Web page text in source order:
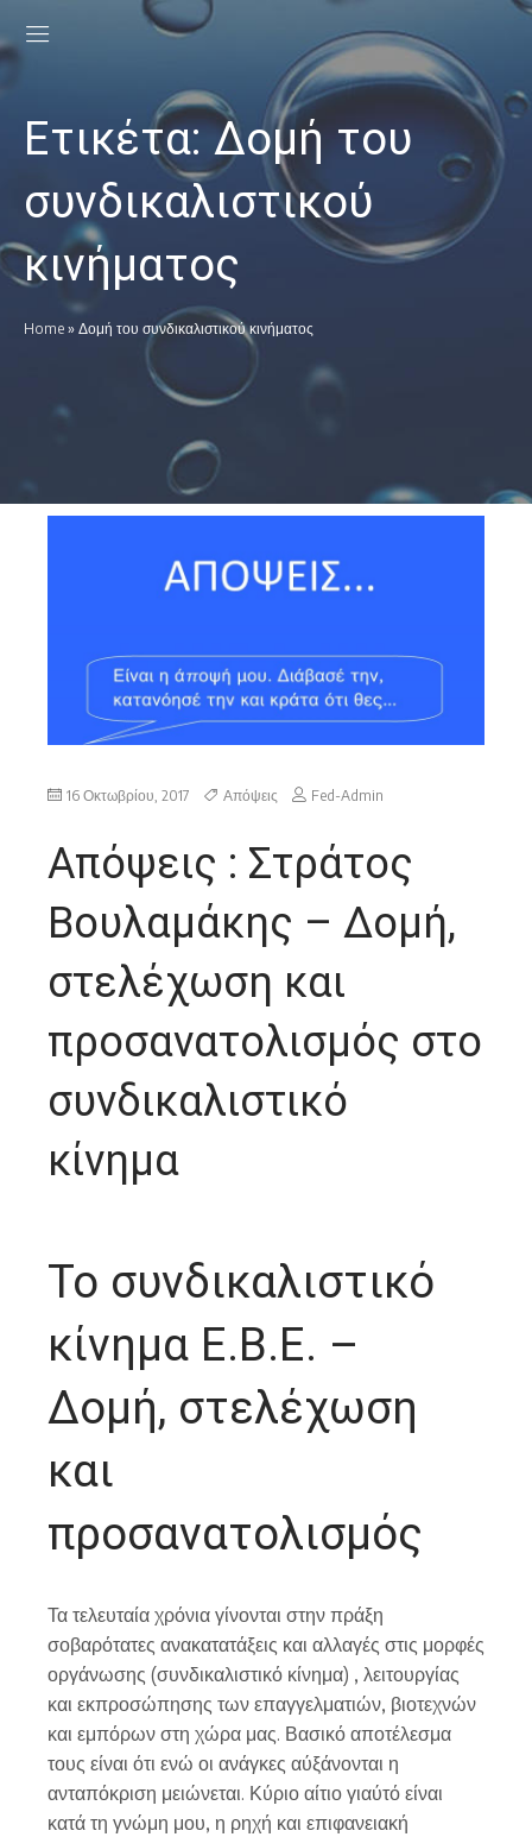
Ετικέτα:Δομή του
συνδικαλιστικού
κινήματος
Home » Δομή του συνδικαλιστικού κινήματος
16 Οκτωβρίου, 2017 Απόψεις Fed-Admin
Απόψεις : Στράτος
Βουλαμάκης – Δομή,
στελέχωση και
προσανατολισμός στο
συνδικαλιστικό
κίνημα
Το συνδικαλιστικό
κίνημα Ε.Β.Ε. –
Δομή, στελέχωση
και
προσανατολισμός
Τα τελευταία χρόνια γίνονται στην πράξη
σοβαρότατες ανακατατάξεις και αλλαγές στις μορφές
οργάνωσης (συνδικαλιστικό κίνημα) , λειτουργίας
και εκπροσώπησης των επαγγελματιών, βιοτεχνών
και εμπόρων στη χώρα μας. Βασικό αποτέλεσμα
τους είναι ότι ενώ οι ανάγκες αύξάνονται η
ανταπόκριση μειώνεται. Κύριο αίτιο γιαύτό είναι
κατά τη γνώμη μου, η ρηχή και επιφανειακή